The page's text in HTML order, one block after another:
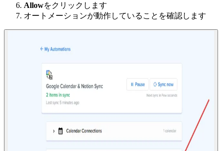
Allowをクリックします
オートメーションが動作していることを確認します